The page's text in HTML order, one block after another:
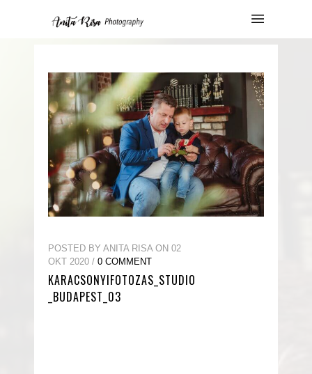
POSTED BY ANITA RISA ON 02
OKT 2020 / 0 COMMENT
KARACSONYIFOTOZAS_STUDIO
_BUDAPEST_03